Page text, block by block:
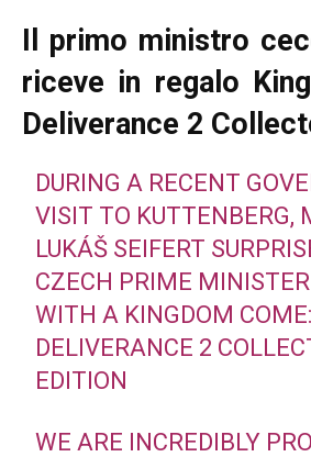
Il primo ministro
riceve in regalo
Deliverance 2
DURING A RECENT
VISIT TO KUTTENBERG,
LUKÁŠ SEIFERT
CZECH PRIME MINISTER
WITH A KINGDOM COME:
DELIVERANCE 2
EDITION
WE ARE INCREDIBLY